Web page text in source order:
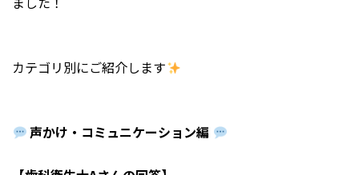
カテゴリ別にご紹介します
声かけ・コミュニケーション編